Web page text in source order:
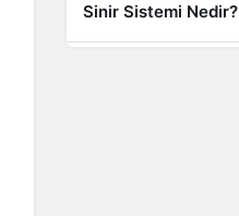
Sinir Sistemi Nedir?